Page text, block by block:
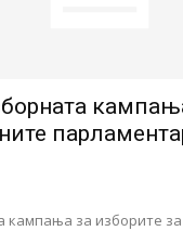
кампања за изборите